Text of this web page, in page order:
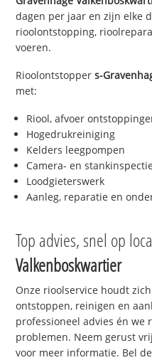
dagen per jaar en zijn elke
rioolontstopping,
voeren.
Rioolontstoppers-
met:
Riool, afvoer
Hogedrukreiniging
Kelders leegpompen
Camera- en stankinspectie
Loodgieterswerk
Aanleg, reparatie en
Top advies, snel op
Valkenboskwartier
Onze rioolservice houdt
ontstoppen, reinigen en
professioneel advies én we
problemen. Neem gerust
voor meer informatie. Bel